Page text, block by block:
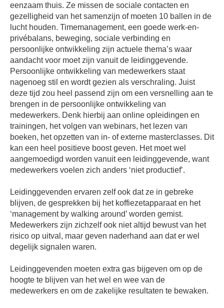
eenzaam thuis. Ze missen de sociale contacten en
gezelligheid van het samenzijn of moeten 10 ballen in de
lucht houden. Timemanagement, een goede werk-en-
privébalans, beweging, sociale verbinding en
persoonlijke ontwikkeling zijn actuele thema’s waar
aandacht voor moet zijn vanuit de leidinggevende.
Persoonlijke ontwikkeling van medewerkers staat
nagenoeg stil en wordt gezien als verschraling. Juist
deze tijd zou heel passend zijn om een versnelling aan te
brengen in de persoonlijke ontwikkeling van
medewerkers. Denk hierbij aan online opleidingen en
trainingen, het volgen van webinars, het lezen van
boeken, het opzetten van in- of externe masterclasses. Dit
kan een heel positieve boost geven. Het moet wel
aangemoedigd worden vanuit een leidinggevende, want
medewerkers voelen zich anders ‘niet productief’.
Leidinggevenden ervaren zelf ook dat ze in gebreke
blijven, de gesprekken bij het koffiezetapparaat en het
‘management by walking around’ worden gemist.
Medewerkers zijn zichzelf ook niet altijd bewust van het
risico op uitval, maar geven naderhand aan dat er wel
degelijk signalen waren.
Leidinggevenden moeten extra gas bijgeven om op de
hoogte te blijven van het wel en wee van de
medewerkers en om de zakelijke resultaten te bewaken.